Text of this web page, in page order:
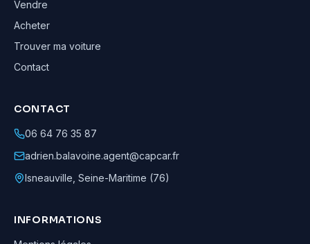
Vendre
Acheter
Trouver ma voiture
Contact
CONTACT
06 64 76 35 87
adrien.balavoine.agent@capcar.fr
Isneauville Seine-Maritime (76)
INFORMATIONS